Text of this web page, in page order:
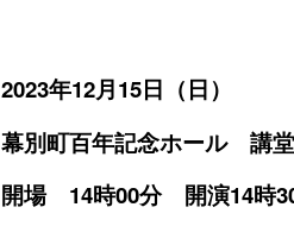
2023年12月15日（日）
幕別町百年記念ホール
開場 14時00分 開演14時